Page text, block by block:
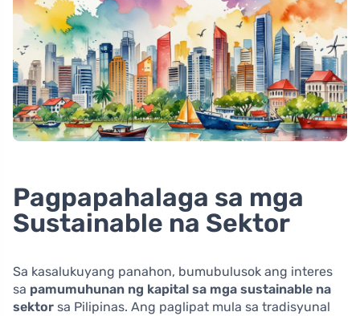
Pagpapahalaga sa mga
Sustainable na Sektor
Sa kasalukuyang panahon, bumubulusok ang interes
sa pamumuhunan ng kapital sa mga sustainable na
sektor sa Pilipinas. Ang paglipat mula sa tradisyunal